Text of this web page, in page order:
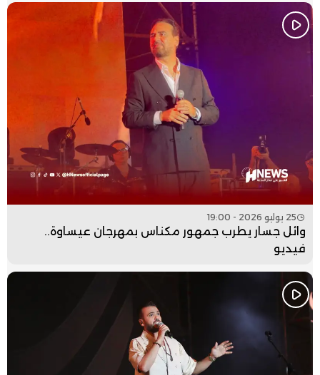
25 يوليو 2026 - 19:00
وائل جسار يطرب جمهور مكناس بمهرجان عيساوة..
فيديو